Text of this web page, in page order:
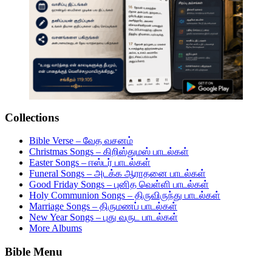
Collections
Bible Verse – வேத வசனம்
Christmas Songs – கிறிஸ்துமஸ் பாடல்கள்
Easter Songs – ஈஸ்டர் பாடல்கள்
Funeral Songs – அடக்க ஆராதனை பாடல்கள்
Good Friday Songs – புனித வெள்ளி பாடல்கள்
Holy Communion Songs – திருவிருந்து பாடல்கள்
Marriage Songs – திருமணப் பாடல்கள்
New Year Songs – புது வருட பாடல்கள்
More Albums
Bible Menu